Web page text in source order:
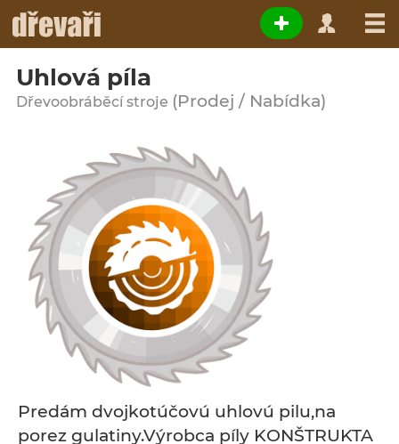
Uhlová píla
Dřevoobráběcí stroje (Prodej / Nabídka)
Predám dvojkotúčovú uhlovú pilu,na
porez gulatiny.Výrobca píly KONŠTRUKTA